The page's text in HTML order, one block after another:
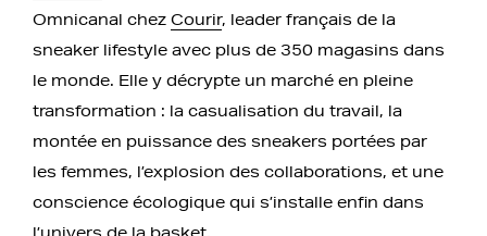
Omnicanal chez Courir, leader français de la
sneaker lifestyle avec plus de 350 magasins dans
le monde. Elle y décrypte un marché en pleine
transformation : la casualisation du travail, la
montée en puissance des sneakers portées par
les femmes, l’explosion des collaborations, et une
conscience écologique qui s’installe enfin dans